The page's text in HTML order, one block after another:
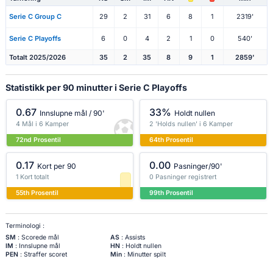
Serie C Group C 29 2 31 6 8 1 2319'
Serie C Playoffs 6 0 4 2 1 0 540'
Totalt 2025/2026 35 2 35 8 9 1 2859'
Statistikk per 90 minutter i Serie C Playoffs
0.67 Innslupne mål / 90'
4 Mål i 6 Kamper
72nd Prosentil
33% Holdt nullen
2 'Holds nullen' i 6 Kamper
64th Prosentil
0.17 Kort per 90
1 Kort totalt
55th Prosentil
0.00 Pasninger/90'
0 Pasninger registrert
99th Prosentil
Terminologi :
SM : Scorede mål AS: Assists
IM : Innslupne mål HN: Holdt nullen
PEN: Straffer scoret Min: Minutter spilt